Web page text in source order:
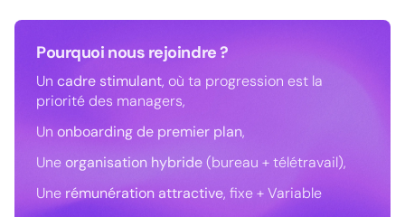
Pourquoi nous rejoindre ?
Un cadre stimulant, où ta progression est la
priorité des managers,
Un onboarding de premier plan,
Uneorganisation hybride(bureau + télétravail),
Une rémunération attractive, fixe + Variable